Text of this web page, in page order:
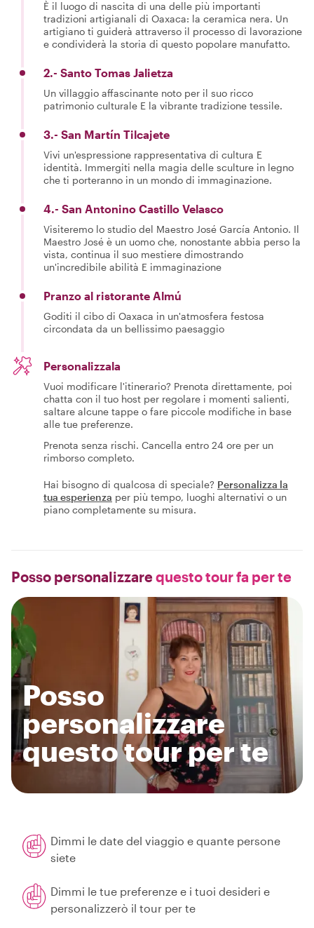
È il luogo di nascita di una delle più importanti
tradizioni artigianali di Oaxaca: la ceramica nera. Un
artigiano ti guiderà attraverso il processo di lavorazione
e condividerà la storia di questo popolare manufatto.
2.- Santo Tomas Jalietza
Un villaggio affascinante noto per il suo ricco
patrimonio culturale E la vibrante tradizione tessile.
3.- San Martín Tilcajete
Vivi un'espressione rappresentativa di cultura E
identità. Immergiti nella magia delle sculture in legno
che ti porteranno in un mondo di immaginazione.
4.- San Antonino Castillo Velasco
Visiteremo lo studio del Maestro José García Antonio. Il
Maestro José è un uomo che, nonostante abbia perso la
vista, continua il suo mestiere dimostrando
un'incredibile abilità E immaginazione
Pranzo al ristorante Almú
Goditi il cibo di Oaxaca in un'atmosfera festosa
circondata da un bellissimo paesaggio
Personalizzala
Vuoi modificare l'itinerario? Prenota direttamente, poi
chatta con il tuo host per regolare i momenti salienti,
saltare alcune tappe o fare piccole modifiche in base
alle tue preferenze.
Prenota senza rischi. Cancella entro 24 ore per un
rimborso completo.
Hai bisogno di qualcosa di speciale? Personalizza la
tua esperienza per più tempo, luoghi alternativi o un
piano completamente su misura.
Posso personalizzarequesto tour fa per te
Posso
personalizzare
questo tour per te
Dimmi le date del viaggio e quante persone
siete
Dimmi le tue preferenze e i tuoi desideri e
personalizzerò il tour per te